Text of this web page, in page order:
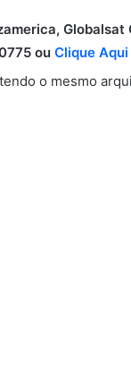
Globalsat
ou Clique Aqui
o mesmo